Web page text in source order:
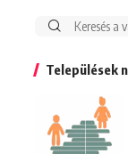
Keresés:
Települések